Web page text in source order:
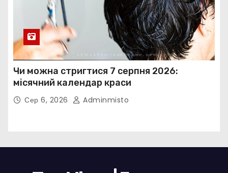
Чи можна стригтися 7 серпня 2026:
місячний календар краси
Сер 6, 2026 Adminmisto